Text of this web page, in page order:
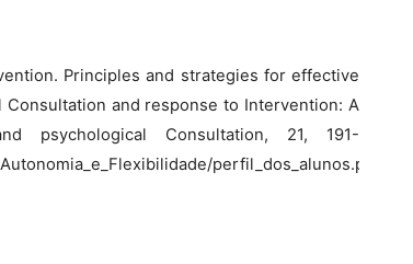
Principles and strategies for effective
Consultation and response to Intervention: A
psychological Consultation, 21, 191-